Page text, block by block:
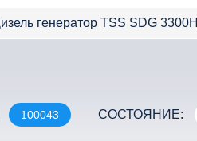
генератор TSS SDG 3300H
100043 СОСТОЯНИЕ: